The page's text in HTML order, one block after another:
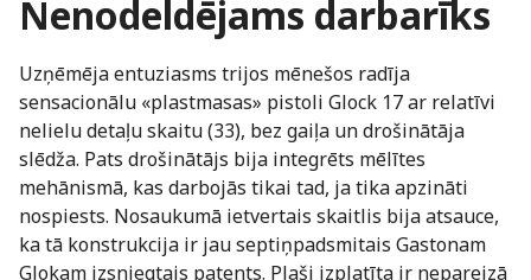
Nenodeldējams darbarīks
Uzņēmēja entuziasms trijos mēnešos radīja
sensacionālu «plastmasas» pistoli Glock 17 ar relatīvi
nelielu detaļu skaitu (33), bez gaiļa un drošinātāja
slēdža. Pats drošinātājs bija integrēts mēlītes
mehānismā, kas darbojās tikai tad, ja tika apzināti
nospiests. Nosaukumā ietvertais skaitlis bija atsauce,
ka tā konstrukcija ir jau septiņpadsmitais Gastonam
Glokam izsniegtais patents. Plaši izplatīta ir nepareizā